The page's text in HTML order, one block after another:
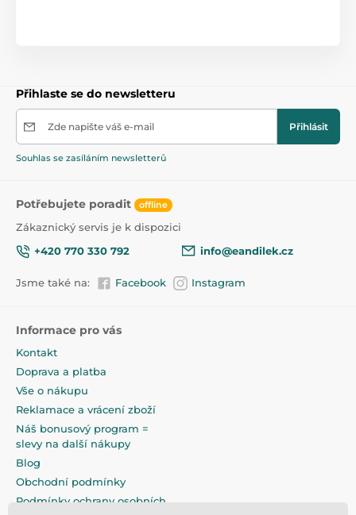
Přihlaste se do newsletteru
Zde napište váš e-mail Přihlásit
Souhlas se zasíláním newsletterů
Potřebujete poradit offline
Zákaznický servis je k dispozici
+420 770 330 792
info@eandilek.cz
Jsme také na: Facebook Instagram
Informace pro vás
Kontakt
Doprava a platba
Vše o nákupu
Reklamace a vrácení zboží
Náš bonusový program =
slevy na další nákupy
Blog
Obchodní podmínky
Podmínky ochrany osobních